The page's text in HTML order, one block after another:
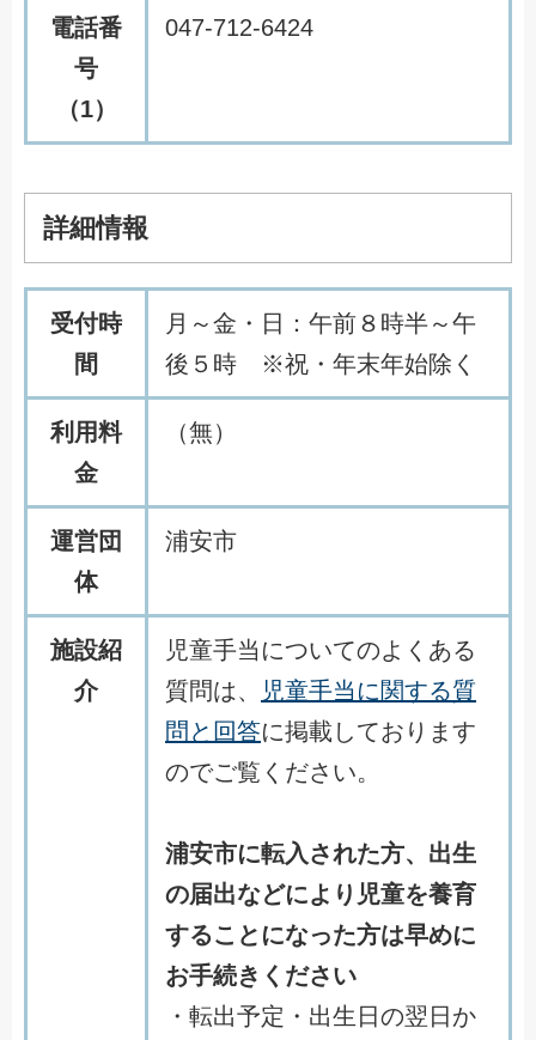
電話番
号
（1）
047-712-6424
詳細情報
受付時
間
月～金・日：午前８時半～午
後５時 ※祝・年末年始除く
利用料
金
（無）
運営団
体
浦安市
施設紹
介
児童手当についてのよくある
質問は、
児童手当に関する質
問と回答に掲載しております
のでご覧ください。
浦安市に転入された方、出生
の届出などにより児童を養育
することになった方は早めに
お手続きください
・転出予定・出生日の翌日か